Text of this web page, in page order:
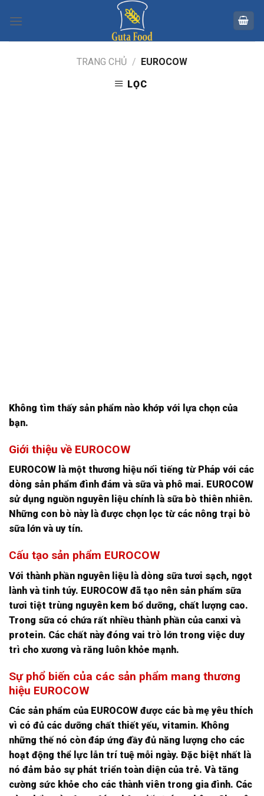
TRANG CHỦ / EUROCOW
LỌC
Không tìm thấy sản phẩm nào khớp với lựa chọn của
bạn.
Giới thiệu về EUROCOW
EUROCOW là một thương hiệu nổi tiếng từ Pháp với các
dòng sản phẩm đình đám và sữa và phô mai. EUROCOW
sử dụng nguồn nguyên liệu chính là sữa bò thiên nhiên.
Những con bò này là được chọn lọc từ các nông trại bò
sữa lớn và uy tín.
Cấu tạo sản phẩm EUROCOW
Với thành phần nguyên liệu là dòng sữa tươi sạch, ngọt
lành và tinh túy. EUROCOW đã tạo nên sản phẩm sữa
tươi tiệt trùng nguyên kem bổ dưỡng, chất lượng cao.
Trong sữa có chứa rất nhiều thành phần của canxi và
protein. Các chất này đóng vai trò lớn trong việc duy
trì cho xương và răng luôn khỏe mạnh.
Sự phổ biến của các sản phẩm mang thương
hiệu EUROCOW
Các sản phẩm của EUROCOW được các bà mẹ yêu thích
vì có đủ các dưỡng chất thiết yếu, vitamin. Không
những thế nó còn đáp ứng đầy đủ năng lượng cho các
hoạt động thể lực lẫn trí tuệ mỗi ngày. Đặc biệt nhất là
nó đảm bảo sự phát triển toàn diện của trẻ. Và tăng
cường sức khỏe cho các thành viên trong gia đình. Các